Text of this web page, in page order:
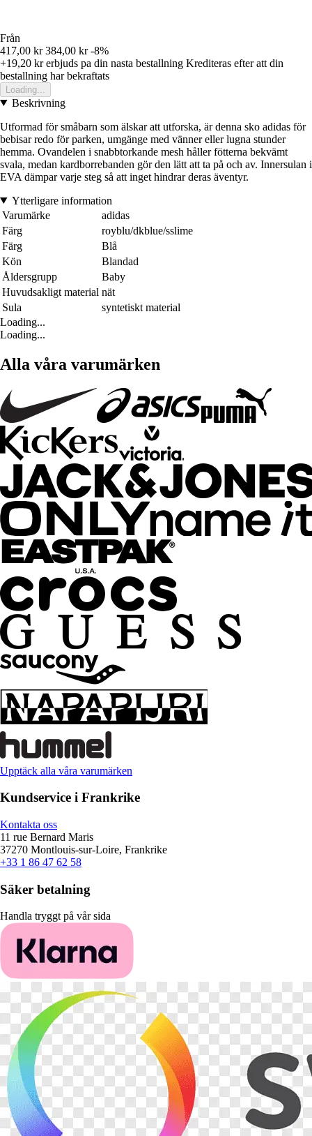
Från
417,00 kr 384,00 kr -8%
+19,20 krerbjuds pa din nasta bestallning Krediteras efter att din
bestallning har bekraftats
Loading...
Beskrivning
Utformad för småbarn som älskar att utforska, är denna sko adidas för
bebisar redo för parken, umgänge med vänner eller lugna stunder
hemma. Ovandelen i snabbtorkande mesh håller fötterna bekvämt
svala, medan kardborrebanden gör den lätt att ta på och av. Innersulan i
EVA dämpar varje steg så att inget hindrar deras äventyr.
Ytterligare information
Varumärke
adidas
Färg
royblu/dkblue/sslime
Färg
Blå
Kön
Blandad
Åldersgrupp
Baby
Huvudsakligt material nät
Sula
syntetiskt material
Loading...
Loading...
Alla våra varumärken
Upptäck alla våra varumärken
Kundservice i Frankrike
Kontakta oss
11 rue Bernard Maris
37270 Montlouis-sur-Loire, Frankrike
+33 1 86 47 62 58
Säker betalning
Handla tryggt på vår sida